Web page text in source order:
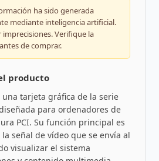
ha sido generada
mediante inteligencia artificial.
imprecisiones. Verifique la
de comprar.
producto
una tarjeta gráfica de la serie
para ordenadores de
PCI. Su función principal es
señal de vídeo que se envía al
visualizar el sistema